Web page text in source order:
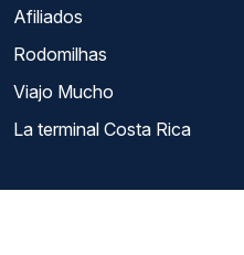
Afiliados
Rodomilhas
Viajo Mucho
La terminal Costa Rica